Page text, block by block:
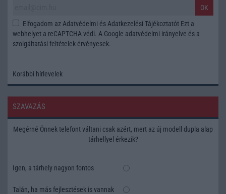
OK
Elfogadom az Adatvédelmi és Adatkezelési Tájékoztatót Ezt a
webhelyet a reCAPTCHA védi. A Google adatvédelmi irányelve és a
szolgáltatási feltételek érvényesek.
Korábbi hírlevelek
SZAVAZÁS
Megérné Önnek telefont váltani csak azért, mert az új modell dupla alap
tárhellyel érkezik?
Igen, a tárhely nagyon fontos
Talán, ha más fejlesztések is vannak